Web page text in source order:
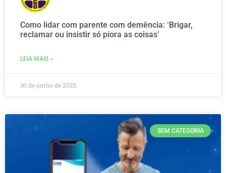
Como lidar com parente com demência: ‘Brigar,
reclamar ou insistir só piora as coisas’
LEIA MAIS »
30 de junho de 2025
SEM CATEGORIA